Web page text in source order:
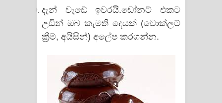
දැන් වැඩේ ඉවරයි.ඩෝනට් එකට
උඩින් ඔබ කැමති දෙයක් (චොක්ලට්
ක්‍රීම්, අයිසින්) අලේප කරගන්න.